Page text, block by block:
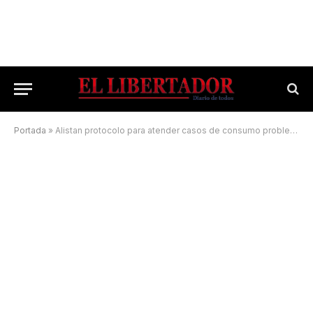
Portada » Alistan protocolo para atender casos de consumo problemático